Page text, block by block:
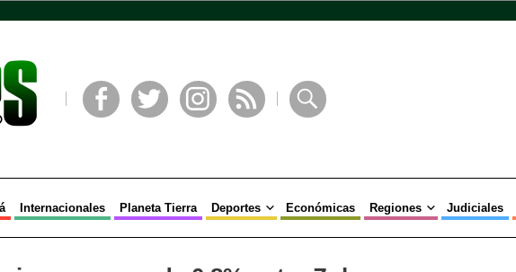
Internacionales Planeta Tierra Deportes Económicas Regiones Judiciales